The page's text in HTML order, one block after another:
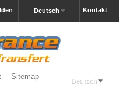
Kontakt
Deutsch
Deutsch
Sitemap